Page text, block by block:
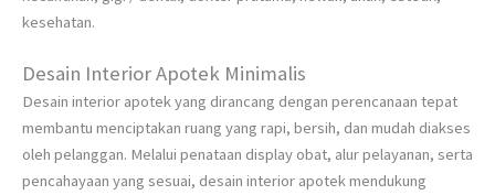
kesehatan.
Desain Interior Apotek Minimalis
Desain interior apotek yang dirancang dengan perencanaan tepat
membantu menciptakan ruang yang rapi, bersih, dan mudah diakses
oleh pelanggan. Melalui penataan display obat, alur pelayanan, serta
pencahayaan yang sesuai, desain interior apotek mendukung